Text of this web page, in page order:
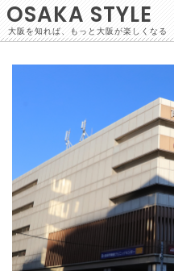
OSAKA STYLE
大阪を知れば、もっと大阪が楽しくなる